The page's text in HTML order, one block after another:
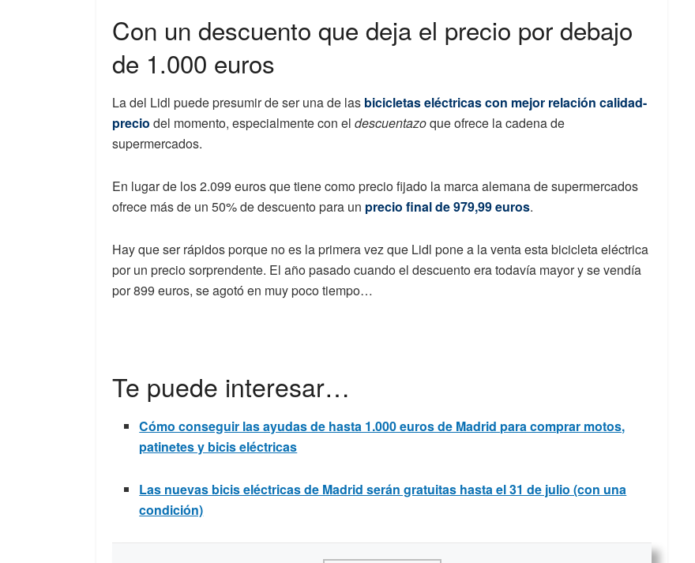
Con un descuento que deja el precio por debajo
de 1.000 euros
La del Lidl puede presumir de ser una de las bicicletas eléctricas con mejor relación calidad-
precio del momento, especialmente con el descuentazoque ofrece la cadena de
supermercados.
En lugar de los 2.099 euros que tiene como precio fijado la marca alemana de supermercados
ofrece más de un 50% de descuento para un precio final de 979,99 euros.
Hay que ser rápidos porque no es la primera vez que Lidl pone a la venta esta bicicleta eléctrica
por un precio sorprendente. El año pasado cuando el descuento era todavía mayor y se vendía
por 899 euros, se agotó en muy poco tiempo…
Te puede interesar…
Cómo conseguir las ayudas de hasta 1.000 euros de Madrid para comprar motos,
patinetes y bicis eléctricas
Las nuevas bicis eléctricas de Madrid serán gratuitas hasta el 31 de julio (con una
condición)